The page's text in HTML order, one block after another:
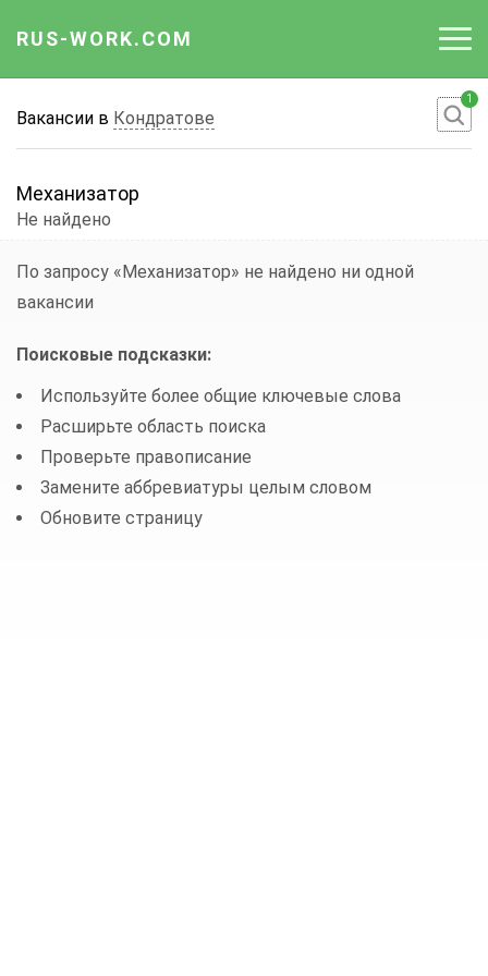
RUS-WORK.COM
Вакансии
Отрасли
Работодателю
Вакансии в Кондратове
1
Механизатор
Не найдено
По запросу «Механизатор» не найдено ни одной
вакансии
Поисковые подсказки:
Используйте более общие ключевые слова
Расширьте область поиска
Проверьте правописание
Замените аббревиатуры целым словом
Обновите страницу